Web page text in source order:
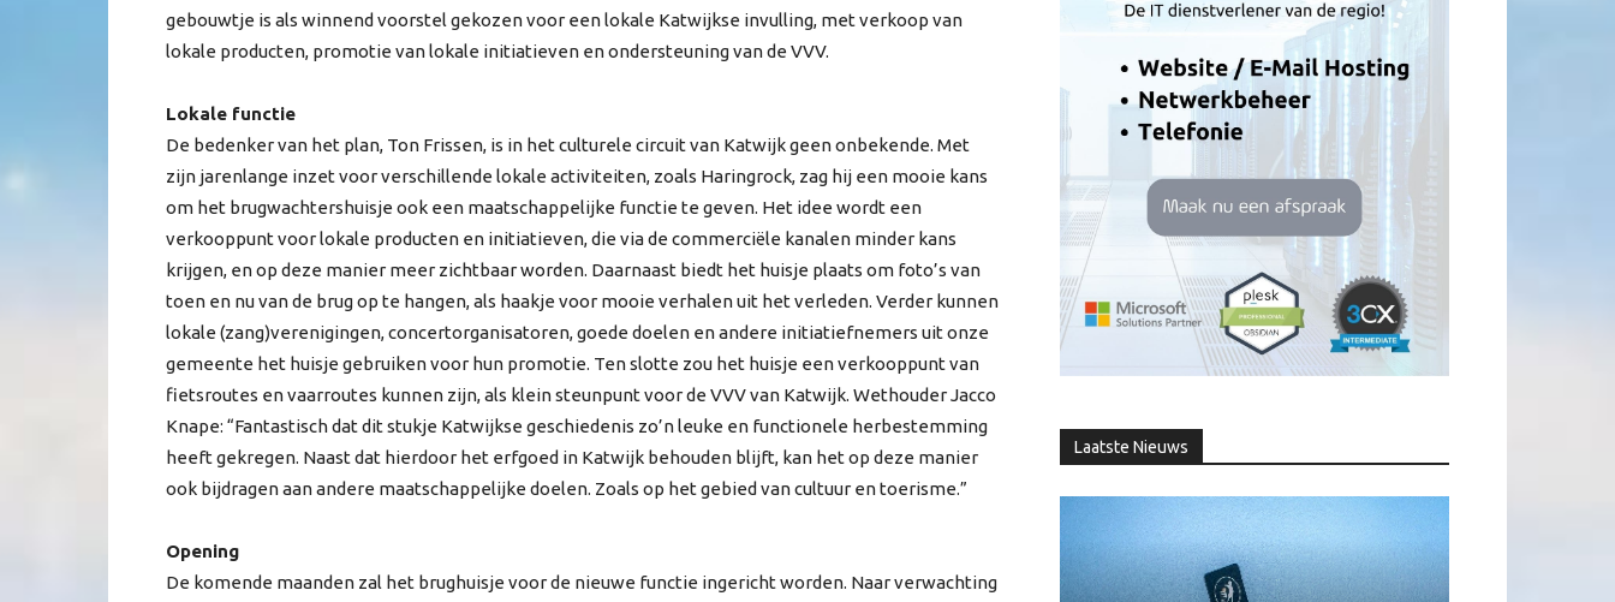
gebouwtje is als winnend voorstel gekozen voor een lokale Katwijkse invulling, met verkoop van
lokale producten, promotie van lokale initiatieven en ondersteuning van de VVV.
Lokale functie
De bedenker van het plan, Ton Frissen, is in het culturele circuit van Katwijk geen onbekende. Met
zijn jarenlange inzet voor verschillende lokale activiteiten, zoals Haringrock, zag hij een mooie kans
om het brugwachtershuisje ook een maatschappelijke functie te geven. Het idee wordt een
verkooppunt voor lokale producten en initiatieven, die via de commerciële kanalen minder kans
krijgen, en op deze manier meer zichtbaar worden. Daarnaast biedt het huisje plaats om foto’s van
toen en nu van de brug op te hangen, als haakje voor mooie verhalen uit het verleden. Verder kunnen
lokale (zang)verenigingen, concertorganisatoren, goede doelen en andere initiatiefnemers uit onze
gemeente het huisje gebruiken voor hun promotie. Ten slotte zou het huisje een verkooppunt van
fietsroutes en vaarroutes kunnen zijn, als klein steunpunt voor de VVV van Katwijk. Wethouder Jacco
Knape: “Fantastisch dat dit stukje Katwijkse geschiedenis zo’n leuke en functionele herbestemming
heeft gekregen. Naast dat hierdoor het erfgoed in Katwijk behouden blijft, kan het op deze manier
ook bijdragen aan andere maatschappelijke doelen. Zoals op het gebied van cultuur en toerisme.”
Opening
De komende maanden zal het brughuisje voor de nieuwe functie ingericht worden. Naar verwachting
Laatste Nieuws